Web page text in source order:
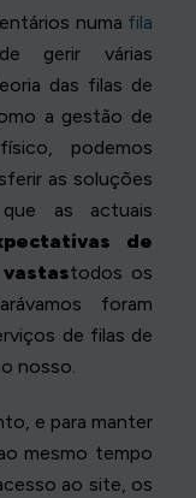
numa fila
gerir várias
das filas de
a gestão de
podemos
as soluções
as actuais
de
todos os
foram
de filas de
nosso.
e para manter
mesmo tempo
ao site, os